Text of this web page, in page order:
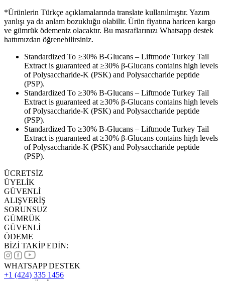
*Ürünlerin Türkçe açıklamalarında translate kullanılmıştır. Yazım
yanlışı ya da anlam bozukluğu olabilir. Ürün fiyatına haricen kargo
ve gümrük ödemeniz olacaktır. Bu masraflarınızı Whatsapp destek
hattımızdan öğrenebilirsiniz.
Standardized To ≥30% Β-Glucans – Liftmode Turkey Tail
Extract is guaranteed at ≥30% β-Glucans contains high levels
of Polysaccharide-K (PSK) and Polysaccharide peptide
(PSP).
Standardized To ≥30% Β-Glucans – Liftmode Turkey Tail
Extract is guaranteed at ≥30% β-Glucans contains high levels
of Polysaccharide-K (PSK) and Polysaccharide peptide
(PSP).
Standardized To ≥30% Β-Glucans – Liftmode Turkey Tail
Extract is guaranteed at ≥30% β-Glucans contains high levels
of Polysaccharide-K (PSK) and Polysaccharide peptide
(PSP).
ÜCRETSİZ
ÜYELİK
GÜVENLİ
ALIŞVERİŞ
SORUNSUZ
GÜMRÜK
GÜVENLİ
ÖDEME
BİZİ TAKİP EDİN:
WHATSAPP DESTEK
+1 (424) 335 1456